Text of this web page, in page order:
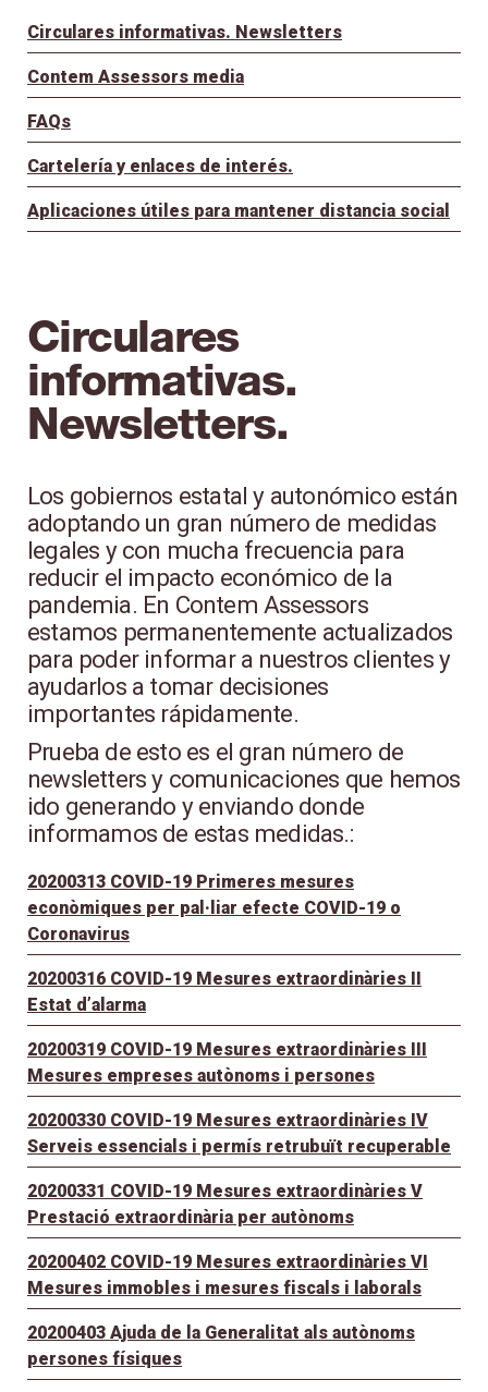
Circulares informativas. Newsletters
Contem Assessors media
FAQs
Cartelería y enlaces de interés.
Aplicaciones útiles para mantener distancia social
Circulares
informativas.
Newsletters.
Los gobiernos estatal y autonómico están
adoptando un gran número de medidas
legales y con mucha frecuencia para
reducir el impacto económico de la
pandemia. En Contem Assessors
estamos permanentemente actualizados
para poder informar a nuestros clientes y
ayudarlos a tomar decisiones
importantes rápidamente.
Prueba de esto es el gran número de
newsletters y comunicaciones que hemos
ido generando y enviando donde
informamos de estas medidas.:
20200313 COVID-19 Primeres mesures
econòmiques per pal·liar efecte COVID-19 o
Coronavirus
20200316 COVID-19 Mesures extraordinàries II
Estat d’alarma
20200319 COVID-19 Mesures extraordinàries III
Mesures empreses autònoms i persones
20200330 COVID-19 Mesures extraordinàries IV
Serveis essencials i permís retrubuït recuperable
20200331 COVID-19 Mesures extraordinàries V
Prestació extraordinària per autònoms
20200402 COVID-19 Mesures extraordinàries VI
Mesures immobles i mesures fiscals i laborals
20200403 Ajuda de la Generalitat als autònoms
persones físiques